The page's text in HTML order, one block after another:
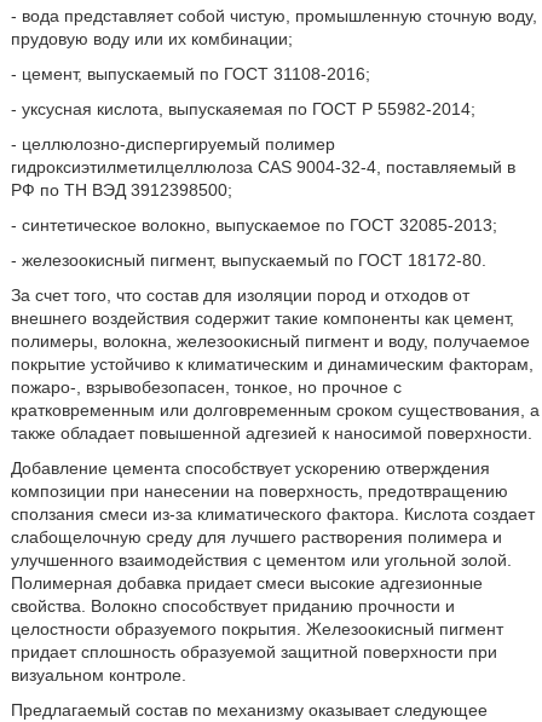
- вода представляет собой чистую, промышленную сточную воду,
прудовую воду или их комбинации;
- цемент, выпускаемый по ГОСТ 31108-2016;
- уксусная кислота, выпускаяемая по ГОСТ Р 55982-2014;
- целлюлозно-диспергируемый полимер
гидроксиэтилметилцеллюлоза CAS 9004-32-4, поставляемый в
РФ по ТН ВЭД 3912398500;
- синтетическое волокно, выпускаемое по ГОСТ 32085-2013;
- железоокисный пигмент, выпускаемый по ГОСТ 18172-80.
За счет того, что состав для изоляции пород и отходов от
внешнего воздействия содержит такие компоненты как цемент,
полимеры, волокна, железоокисный пигмент и воду, получаемое
покрытие устойчиво к климатическим и динамическим факторам,
пожаро-, взрывобезопасен, тонкое, но прочное с
кратковременным или долговременным сроком существования, а
также обладает повышенной адгезией к наносимой поверхности.
Добавление цемента способствует ускорению отверждения
композиции при нанесении на поверхность, предотвращению
сползания смеси из-за климатического фактора. Кислота создает
слабощелочную среду для лучшего растворения полимера и
улучшенного взаимодействия с цементом или угольной золой.
Полимерная добавка придает смеси высокие адгезионные
свойства. Волокно способствует приданию прочности и
целостности образуемого покрытия. Железоокисный пигмент
придает сплошность образуемой защитной поверхности при
визуальном контроле.
Предлагаемый состав по механизму оказывает следующее